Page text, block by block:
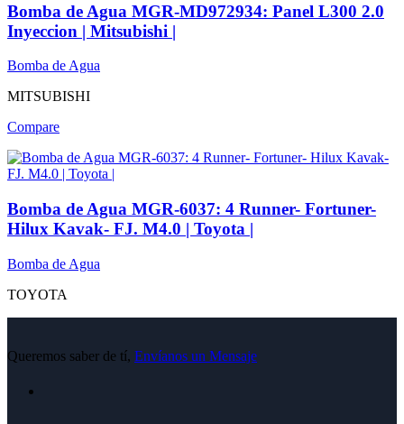
Bomba de Agua MGR-MD972934: Panel L300 2.0
Inyeccion | Mitsubishi |
Bomba de Agua
MITSUBISHI
Compare
Bomba de Agua MGR-6037: 4 Runner- Fortuner-
Hilux Kavak- FJ. M4.0 | Toyota |
Bomba de Agua
TOYOTA
Queremos saber de tí, Envíanos un Mensaje